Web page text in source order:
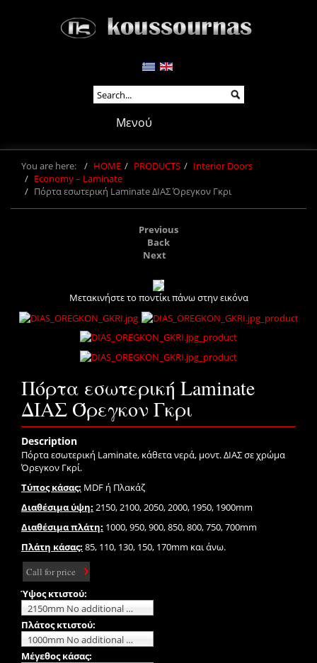
Μενού
You are here: HOME PRODUCTS
Interior Doors
Economy – Laminate
Πόρτα εσωτερική Laminate ΔΙΑΣ Όρεγκον Γκρι
Previous
Back
Next
Μετακινήστε το ποντίκι πάνω στην εικόνα
Πόρτα εσωτερική Laminate
ΔΙΑΣ Όρεγκον Γκρι
Description
Πόρτα εσωτερική Laminate, κάθετα νερά, μοντ. ΔΙΑΣ σε χρώμα
Όρεγκον Γκρί.
Τύπος κάσας: MDF ή Πλακάζ
Διαθέσιμα ύψη: 2150, 2100, 2050, 2000, 1950, 1900mm
Διαθέσιμα πλάτη: 1000, 950, 900, 850, 800, 750, 700mm
Πλάτη κάσας: 85, 110, 130, 150, 170mm και άνω.
Call for price
Ύψος κτιστού:
2150mm No additional charge
Πλάτος κτιστού:
1000mm No additional charge
Μέγεθος κάσας: